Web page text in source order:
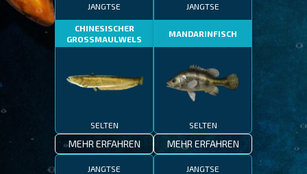
JANGTSE
CHINESISCHER
GROSSMAULWELS
SELTEN
MEHR ERFAHREN
JANGTSE
MANDARINFISCH
SELTEN
MEHR ERFAHREN
JANGTSE JANGTSE